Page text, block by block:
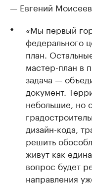
— Евгений
«Мы первый
федерального
план.
мастер-план в
задача —
документ.
небольшие, но
дизайн-кода,
решить
живут как
вопрос будет
направления